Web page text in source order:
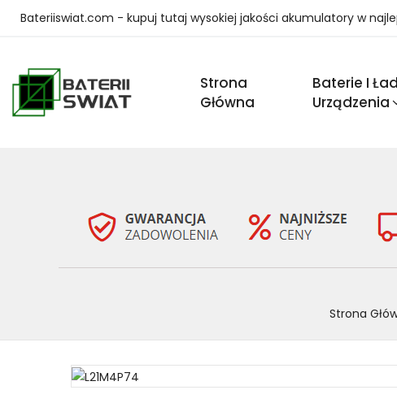
Bateriiswiat.com - kupuj tutaj wysokiej jakości akumulatory w
Strona
Główna
Baterie I
Urządzenia
Strona